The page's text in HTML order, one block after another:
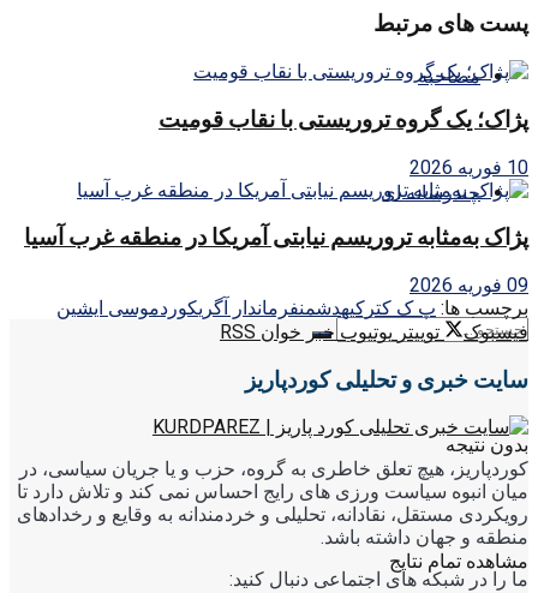
مصاحبه
چندرسانه ای
بدون نتیجه
مشاهده تمام نتایج
پست های مرتبط
پژاک؛ یک گروه تروریستی با نقاب قومیت
10 فوریه 2026
پژاک به‌مثابه تروریسم نیابتی آمریکا در منطقه غرب آسیا
09 فوریه 2026
برچسب ها: پ ک کترکیهدشمنفرماندار آگریکوردموسی ایشین
فیسبوک
توییتر یوتیوب خبر خوان RSS
سایت خبری و تحلیلی کوردپاریز
کوردپاریز، هیچ تعلق خاطری به گروه، حزب و یا جریان سیاسی، در
میان انبوه سیاست ورزی های رایج احساس نمی کند و تلاش دارد تا
رویکردی مستقل، نقادانه، تحلیلی و خردمندانه به وقایع و رخدادهای
منطقه و جهان داشته باشد.
ما را در شبکه های اجتماعی دنبال کنید: